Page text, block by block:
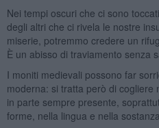
Nei tempi oscuri che ci sono
degli altri che ci rivela le nostre
miserie, potremmo credere un
È un abisso di traviamento senza
I moniti medievali possono far
moderna: si tratta però di cogliere
in parte sempre presente,
forme, nella lingua e nella sostanza